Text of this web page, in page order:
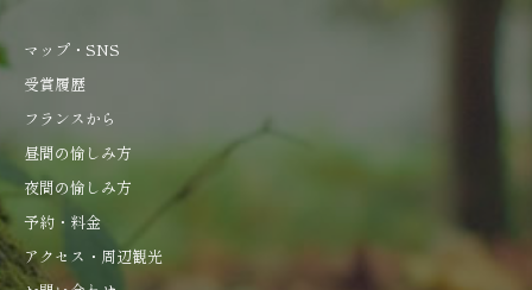
マップ・SNS
受賞履歴
フランスから
昼間の愉しみ方
夜間の愉しみ方
予約・料金
アクセス・周辺観光